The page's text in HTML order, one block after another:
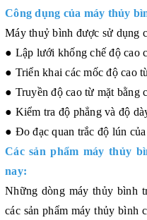
Công dụng của máy thủy
Máy thuỷ bình được sử dụng
● Lập lưới khống chế độ cao
● Triển khai các mốc độ cao
● Truyền độ cao từ mặt bằng
● Kiểm tra độ phẳng và độ
● Đo đạc quan trắc độ lún
Các sản phẩm máy thủy
nay:
Những dòng máy thủy bình
các sản phẩm máy thủy bình